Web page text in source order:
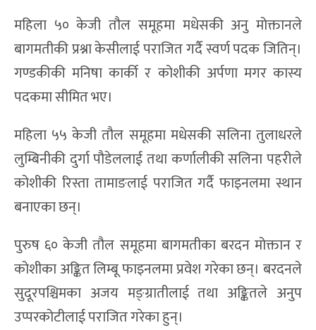
महिला ५० केजी तौल समूहमा मधेसकी अनु मोक्तानले
बागमतीकी प्रश्ना केसीलाई पराजित गर्दै स्वर्ण पदक जितिन्।
गण्डकीकी मनिषा कार्की र कोशीकी अर्पणा मगर कास्य
पदकमा सीमित भए।
महिला ५५ केजी तौल समूहमा मधेसकी सलिना तुलाधरले
लुम्बिनीकी दुर्गा पौडेललाई तथा कर्णालीकी सलिना पहरीले
कोशीकी रिस्ता तामाङलाई पराजित गर्दै फाइनलमा स्थान
बनाएका छन्।
पुरुष ६० केजी तौल समूहमा बागमतीका बरदन मोक्तान र
कोशीका अङ्कित लिम्बू फाइनलमा प्रवेश गरेका छन्। बरदनले
सुदूरपश्चिमका अजय मङ्ग्रातीलाई तथा अङ्कितले अनुप
उप्परकोटीलाई पराजित गरेका हुन्।